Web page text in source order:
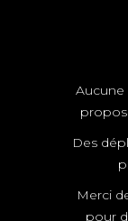
Aucune
Des
Merci
pour